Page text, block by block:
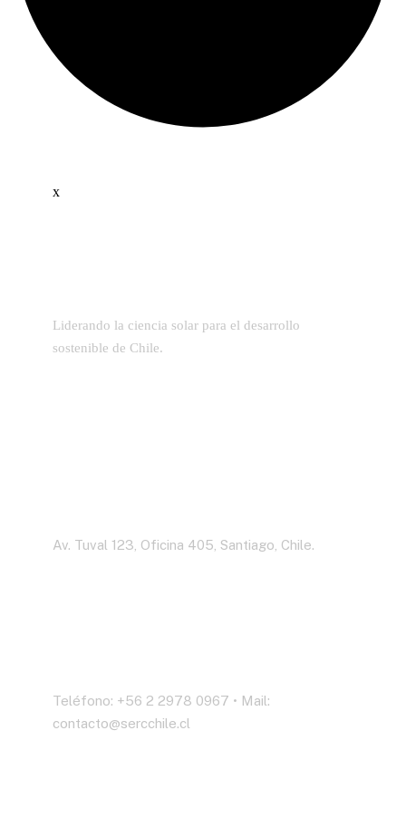
x
Liderando la ciencia solar para el desarrollo
sostenible de Chile.
Av. Tuval 123, Oficina 405, Santiago, Chile.
Teléfono: +56 2 2978 0967 • Mail:
contacto@sercchile.cl